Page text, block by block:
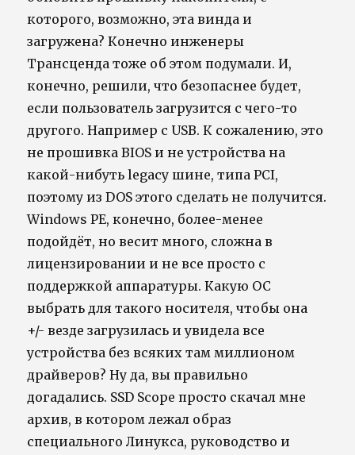
которого, возможно, эта винда и
загружена? Конечно инженеры
Трансценда тоже об этом подумали. И,
конечно, решили, что безопаснее будет,
если пользователь загрузится с чего-то
другого. Например с USB. К сожалению, это
не прошивка BIOS и не устройства на
какой-нибуть legacy шине, типа PCI,
поэтому из DOS этого сделать не получится.
Windows PE, конечно, более-менее
подойдёт, но весит много, сложна в
лицензировании и не все просто с
поддержкой аппаратуры. Какую ОС
выбрать для такого носителя, чтобы она
+/- везде загрузилась и увидела все
устройства без всяких там миллионом
драйверов? Ну да, вы правильно
догадались. SSD Scope просто скачал мне
архив, в котором лежал образ
специального Линукса, руководство и